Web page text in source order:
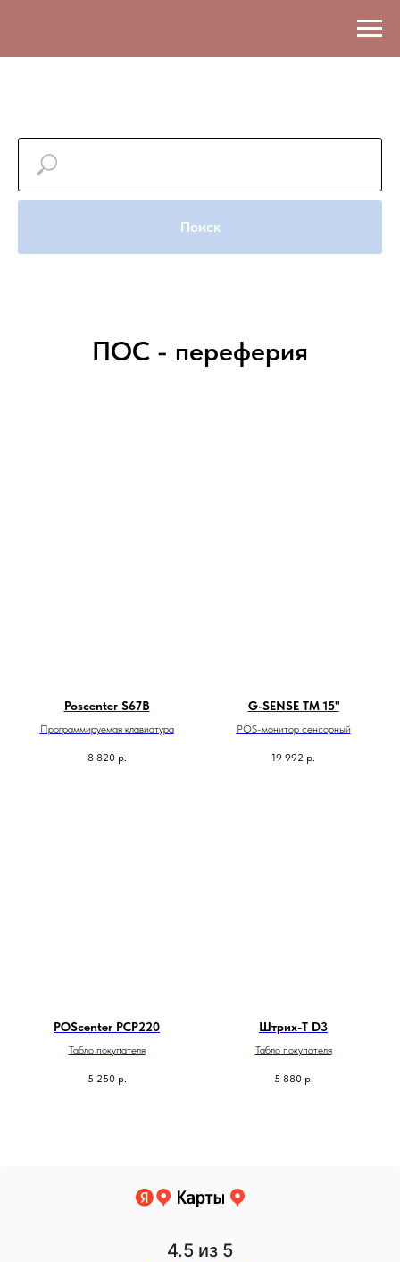
Поиск
ПОС - переферия
Poscenter S67B
Программируемая клавиатура
8 820 р.
G-SENSE TM 15"
POS-монитор сенсорный
19 992 р.
POScenter PCP220
Табло покупателя
5 250 р.
Штрих-T D3
Табло покупателя
5 880 р.
4.5 из 5